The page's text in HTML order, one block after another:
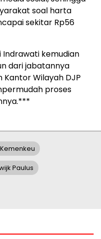
soal harta
sekitar Rp56
Indrawati kemudian
dari jabatannya
Kantor Wilayah DJP
proses
Paulus